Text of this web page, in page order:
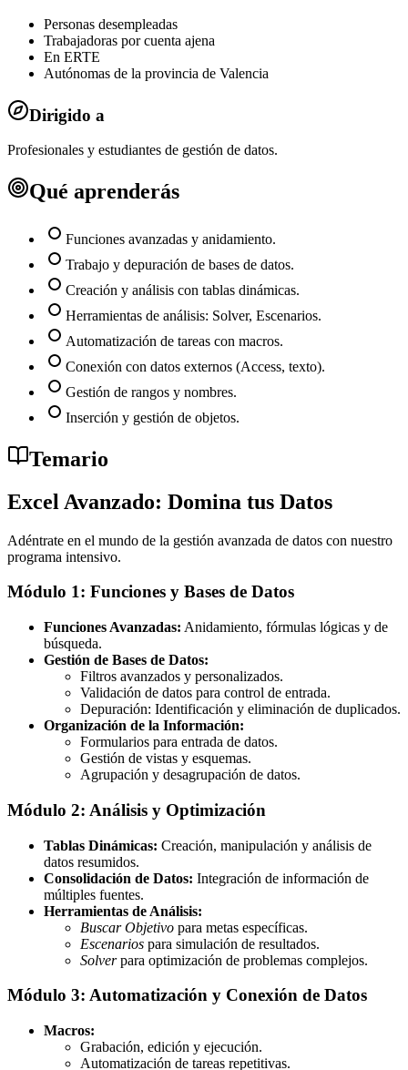
Personas desempleadas
Trabajadoras por cuenta ajena
En ERTE
Autónomas de la provincia de Valencia
Dirigido a
Profesionales y estudiantes de gestión de datos.
Qué aprenderás
Funciones avanzadas y anidamiento.
Trabajo y depuración de bases de datos.
Creación y análisis con tablas dinámicas.
Herramientas de análisis: Solver, Escenarios.
Automatización de tareas con macros.
Conexión con datos externos (Access, texto).
Gestión de rangos y nombres.
Inserción y gestión de objetos.
Temario
Excel Avanzado: Domina tus Datos
Adéntrate en el mundo de la gestión avanzada de datos con nuestro
programa intensivo.
Módulo 1: Funciones y Bases de Datos
Funciones Avanzadas: Anidamiento, fórmulas lógicas y de
búsqueda.
Gestión de Bases de Datos:
Filtros avanzados y personalizados.
Validación de datos para control de entrada.
Depuración: Identificación y eliminación de duplicados.
Organización de la Información:
Formularios para entrada de datos.
Gestión de vistas y esquemas.
Agrupación y desagrupación de datos.
Módulo 2: Análisis y Optimización
Tablas Dinámicas: Creación, manipulación y análisis de
datos resumidos.
Consolidación de Datos: Integración de información de
múltiples fuentes.
Herramientas de Análisis:
Buscar Objetivo para metas específicas.
Escenarios para simulación de resultados.
Solverpara optimización de problemas complejos.
Módulo 3: Automatización y Conexión de Datos
Macros:
Grabación, edición y ejecución.
Automatización de tareas repetitivas.